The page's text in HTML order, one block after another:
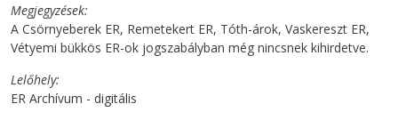
Megjegyzések
A Csörnyeberek ER, Remetekert ER, Tóth-árok, Vaskereszt ER,
Vétyemi bükkös ER-ok jogszabályban még nincsnek kihirdetve.
Lelőhely
ER Archívum - digitális